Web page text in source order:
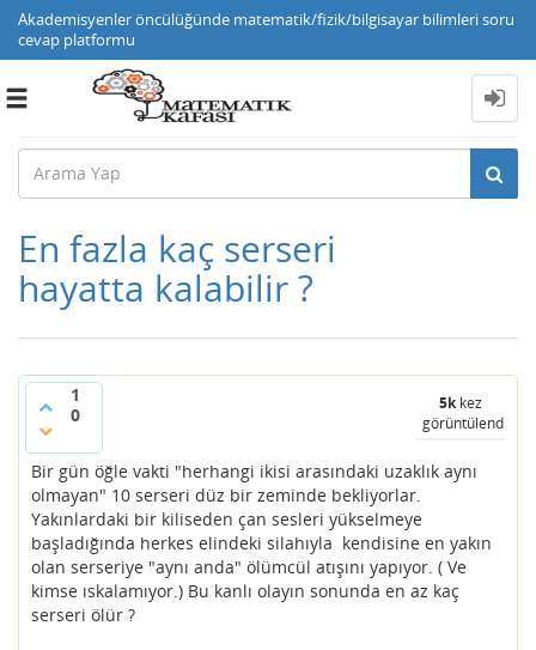
Akademisyenler öncülüğünde matematik/fizik/bilgisayar bilimleri soru
cevap platformu
Toggle
En fazla kaç serseri
hayatta kalabilir ?
1
0
5kkez
görüntülendi
Bir gün öğle vakti "herhangi ikisi arasındaki uzaklık aynı
olmayan" 10 serseri düz bir zeminde bekliyorlar.
Yakınlardaki bir kiliseden çan sesleri yükselmeye
başladığında herkes elindeki silahıyla kendisine en yakın
olan serseriye "aynı anda" ölümcül atışını yapıyor. ( Ve
kimse ıskalamıyor.) Bu kanlı olayın sonunda en az kaç
serseri ölür ?